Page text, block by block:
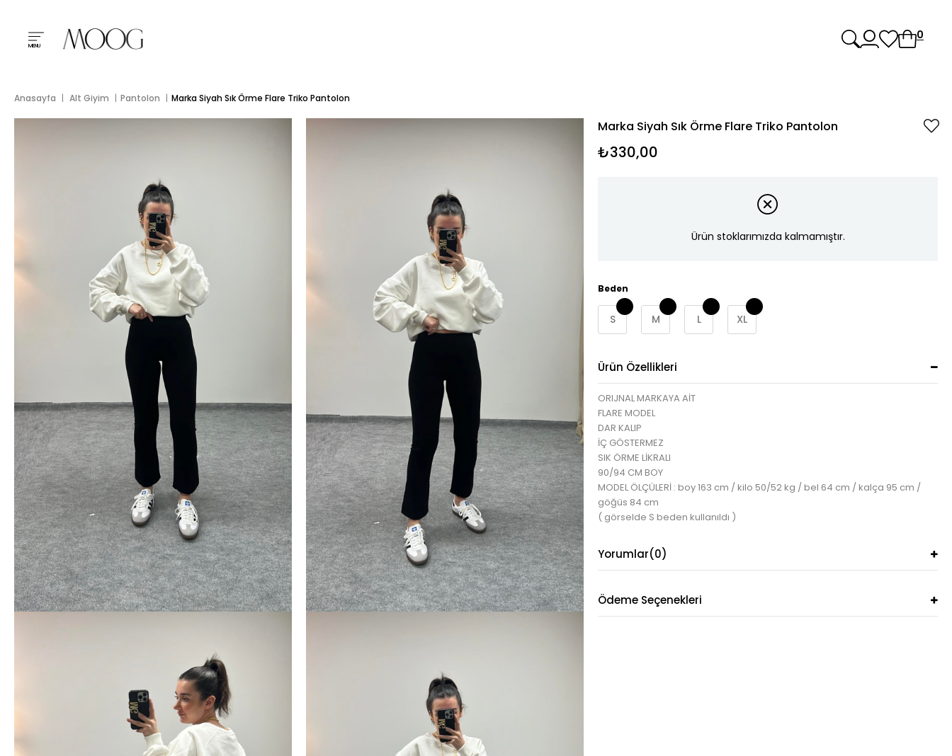
MENU
0
Anasayfa Alt Giyim Pantolon Marka Siyah Sık Örme Flare Triko Pantolon
Marka Siyah Sık Örme Flare Triko Pantolon
₺330,00
Ürün stoklarımızda kalmamıştır.
Beden
S M L XL
Ürün Özellikleri
ORIJNAL MARKAYA AİT
FLARE MODEL
DAR KALIP
İÇ GÖSTERMEZ
SIK ÖRME LİKRALI
90/94 CM BOY
MODEL ÖLÇÜLERİ : boy 163 cm / kilo 50/52 kg / bel 64 cm / kalça 95 cm /
göğüs 84 cm
( görselde S beden kullanıldı )
Yorumlar(0)
Ödeme Seçenekleri